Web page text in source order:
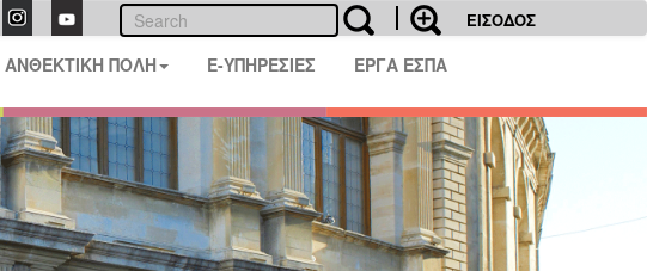
ΕΙΣΟΔΟΣ
ΑΝΘΕΚΤΙΚΗ ΠΟΛΗ E-ΥΠΗΡΕΣΙΕΣ ΕΡΓΑ ΕΣΠΑ